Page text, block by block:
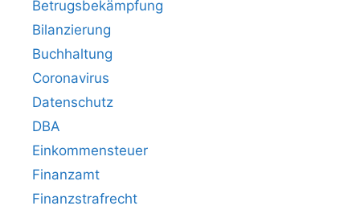
Betrugsbekämpfung
Bilanzierung
Buchhaltung
Coronavirus
Datenschutz
DBA
Einkommensteuer
Finanzamt
Finanzstrafrecht